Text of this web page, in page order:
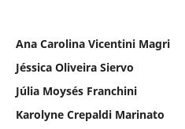
Ana Carolina Vicentini Magri
Jéssica Oliveira Siervo
Júlia Moysés Franchini
Karolyne Crepaldi Marinato